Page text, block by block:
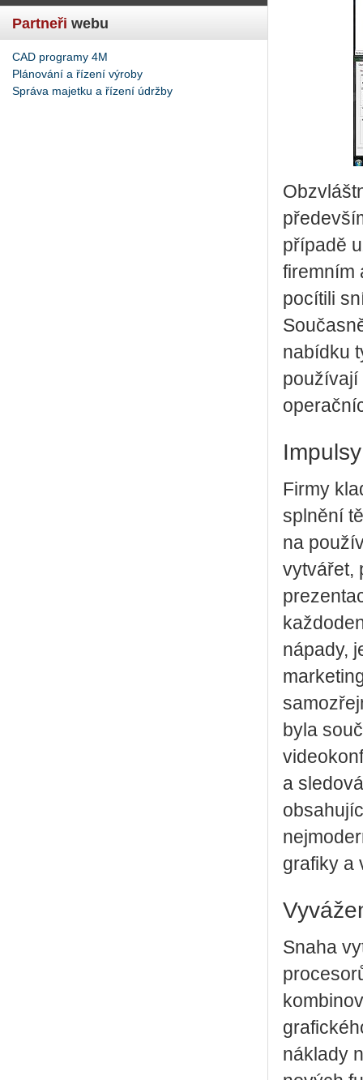
Partneři webu
CAD programy 4M
Plánování a řízení výroby
Správa majetku a řízení údržby
případě
firemním
pocítili
nabídku
používají
Firmy
splnění
na
vytvářet,
nápady,
byla
a
grafiky a
Snaha
náklady